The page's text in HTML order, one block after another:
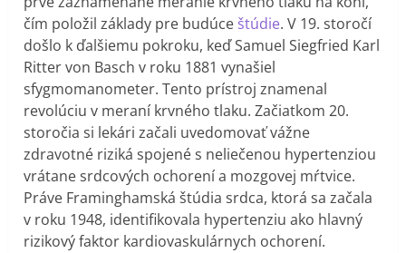
čím položil základy pre budúce štúdie. V 19. storočí
došlo k ďalšiemu pokroku, keď Samuel Siegfried Karl
Ritter von Basch v roku 1881 vynašiel
sfygmomanometer. Tento prístroj znamenal
revolúciu v meraní krvného tlaku. Začiatkom 20.
storočia si lekári začali uvedomovať vážne
zdravotné riziká spojené s neliečenou hypertenziou
vrátane srdcových ochorení a mozgovej mŕtvice.
Práve Framinghamská štúdia srdca, ktorá sa začala
v roku 1948, identifikovala hypertenziu ako hlavný
rizikový faktor kardiovaskulárnych ochorení.